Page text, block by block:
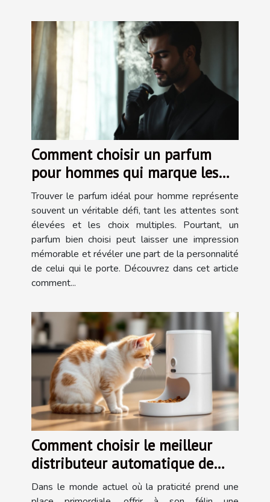
Comment choisir un parfum
pour hommes qui marque les
esprits ?
Trouver le parfum idéal pour homme représente
souvent un véritable défi, tant les attentes sont
élevées et les choix multiples. Pourtant, un
parfum bien choisi peut laisser une impression
mémorable et révéler une part de la personnalité
de celui qui le porte. Découvrez dans cet article
comment...
Comment choisir le meilleur
distributeur automatique de
nourriture pour chats ?
Dans le monde actuel où la praticité prend une